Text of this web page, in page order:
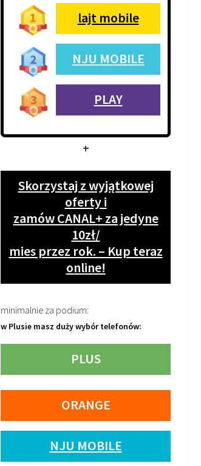
lajt mobile
NJU MOBILE
PLAY
+
Skorzystaj z wyjątkowej
oferty i
zamów CANAL+ za jedyne
10zł/
mies przez rok. – Kup teraz
online!
minimalnie za podium:
w Plusie masz duży wybór telefonów:
PLUS
ORANGE
NJU MOBILE